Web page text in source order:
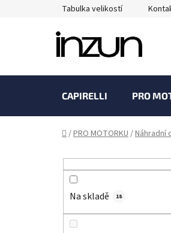
Tabulka velikostí
CAPIRELLI PRO
Domů
/PRO MOTORKU/Náhradní
Na skladě 18